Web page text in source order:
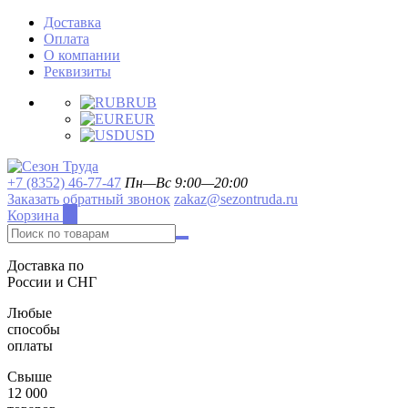
Доставка
Оплата
О компании
Реквизиты
RUB
EUR
USD
+7 (8352) 46-77-47 Пн—Вс 9:00—20:00
Заказать обратный звонок zakaz@sezontruda.ru
Корзина
Доставка по
России и СНГ
Любые
способы
оплаты
Свыше
12 000